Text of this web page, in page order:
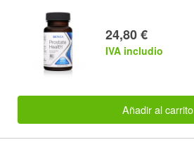
24,80 €
IVA includio
Añadir al carrito